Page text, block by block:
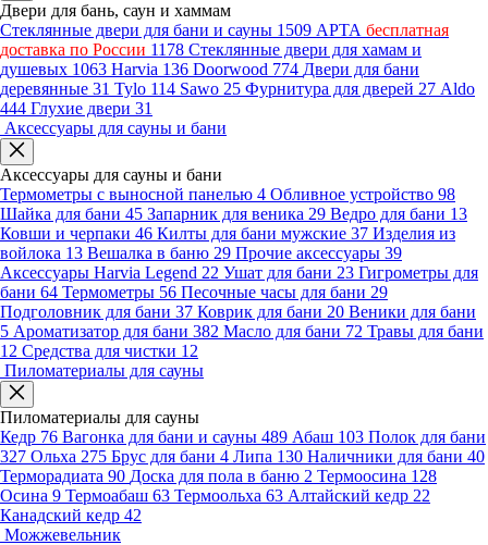
Двери для бань, саун и хаммам
Стеклянные двери для бани и сауны 1509 АРТА бесплатная
доставка по России 1178 Стеклянные двери для хамам и
душевых 1063 Harvia 136 Doorwood 774 Двери для бани
деревянные 31 Tylo 114 Sawo 25 Фурнитура для дверей 27 Aldo
444 Глухие двери 31
Аксессуары для сауны и бани
Аксессуары для сауны и бани
Термометры с выносной панелью 4 Обливное устройство 98
Шайка для бани 45 Запарник для веника 29 Ведро для бани 13
Ковши и черпаки 46 Килты для бани мужские 37 Изделия из
войлока 13 Вешалка в баню 29 Прочие аксессуары 39
Аксессуары Harvia Legend 22 Ушат для бани 23 Гигрометры для
бани 64 Термометры 56 Песочные часы для бани 29
Подголовник для бани 37 Коврик для бани 20 Веники для бани
5 Ароматизатор для бани 382 Масло для бани 72 Травы для бани
12 Средства для чистки 12
Пиломатериалы для сауны
Пиломатериалы для сауны
Кедр 76 Вагонка для бани и сауны 489 Абаш 103 Полок для бани
327 Ольха 275 Брус для бани 4 Липа 130 Наличники для бани 40
Терморадиата 90 Доска для пола в баню 2 Термоосина 128
Осина 9 Термоабаш 63 Термоольха 63 Алтайский кедр 22
Канадский кедр 42
Можжевельник